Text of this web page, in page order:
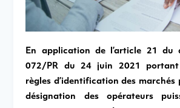
En application de l’article 21 du
072/PR du 24 juin 2021
règles d’identification des marchés
désignation des opérateurs